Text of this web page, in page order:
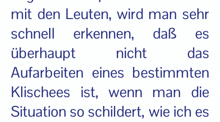
mit den Leuten, wird man sehr
schnell erkennen, daß es
überhaupt nicht das
Aufarbeiten eines bestimmten
Klischees ist, wenn man die
Situation so schildert, wie ich es